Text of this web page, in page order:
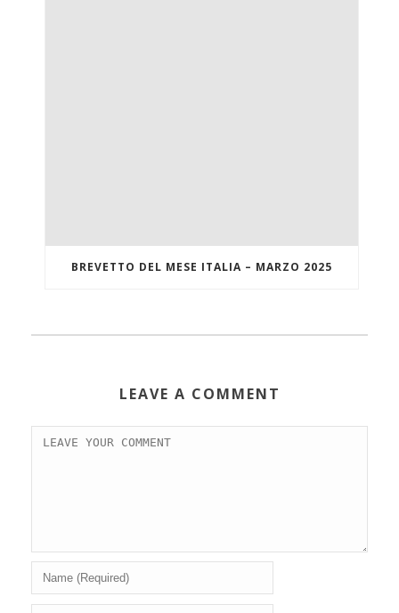
BREVETTO DEL MESE ITALIA – MARZO 2025
LEAVE A COMMENT